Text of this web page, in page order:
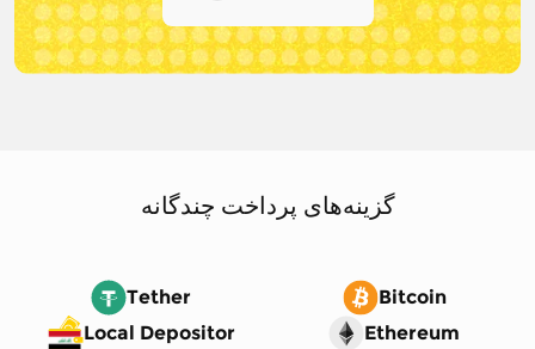
گزینه‌های پرداخت چندگانه
Tether
Bitcoin
Local Depositor
Ethereum